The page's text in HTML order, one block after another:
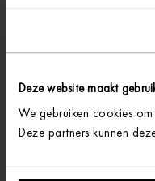
Deze website maakt
We gebruiken cookies
Deze partners kunnen